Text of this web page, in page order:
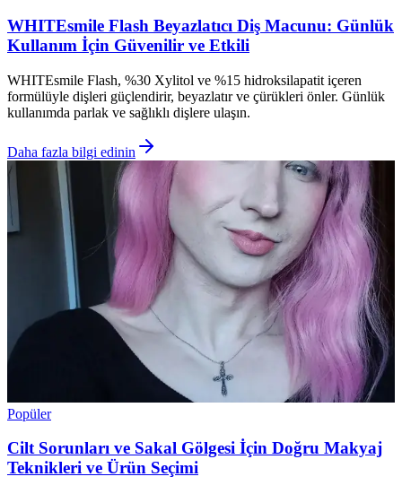
WHITEsmile Flash Beyazlatıcı Diş Macunu: Günlük
Kullanım İçin Güvenilir ve Etkili
WHITEsmile Flash, %30 Xylitol ve %15 hidroksilapatit içeren
formülüyle dişleri güçlendirir, beyazlatır ve çürükleri önler. Günlük
kullanımda parlak ve sağlıklı dişlere ulaşın.
Daha fazla bilgi edinin
Popüler
Cilt Sorunları ve Sakal Gölgesi İçin Doğru Makyaj
Teknikleri ve Ürün Seçimi